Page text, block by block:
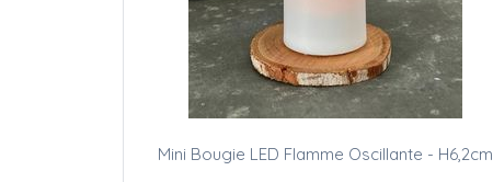
Mini Bougie LED Flamme Oscillante - H6,2cm